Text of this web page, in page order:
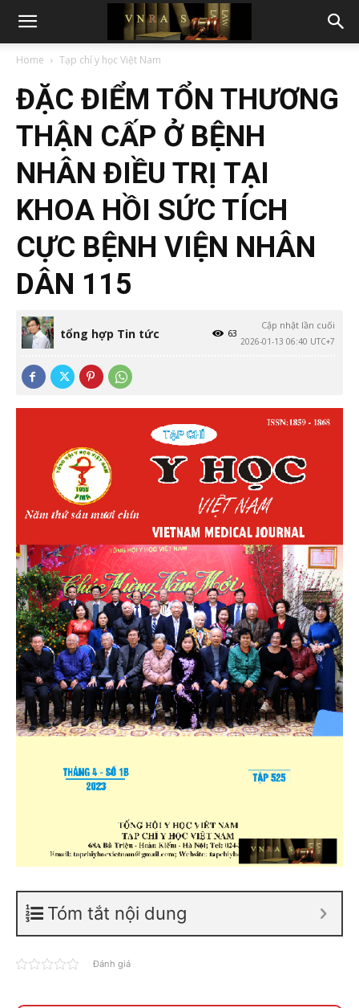
Home Tạp chí y học Việt Nam
ĐẶC ĐIỂM TỔN THƯƠNG
THẬN CẤP Ở BỆNH
NHÂN ĐIỀU TRỊ TẠI
KHOA HỒI SỨC TÍCH
CỰC BỆNH VIỆN NHÂN
DÂN 115
tổng hợp Tin tức
Cập nhật lần cuối
2026-01-13 06:40 UTC+7
63
Tóm tắt nội dung
Đánh giá